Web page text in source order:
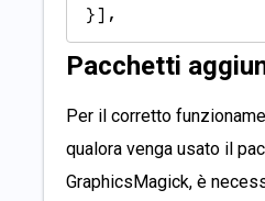
}],
Pacchetti
Per il corretto
qualora venga usato il
GraphicsMagick, è